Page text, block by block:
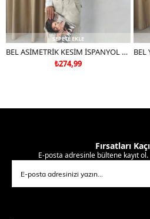
SEPETE EKLE
BEL ASİMETRİK KESİM İSPANYOL KOL CROP BLUZ BEYAZ
₺274,99
Fırsatları
E-posta adresinle bültene kayıt